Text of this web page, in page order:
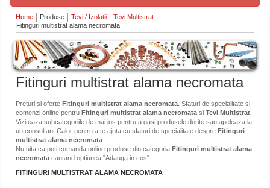
Home Produse Tevi / Izolatii
Tevi Multistrat
Fitinguri multistrat alama necromata
Fitinguri multistrat alama necromata
Preturi si oferte Fitinguri multistrat alama necromata . Sfaturi de specialitate si
comenzi online pentru Fitinguri multistrat alama necromata si Tevi Multistrat
Viziteaza subcategoriile de mai jos pentru a gasi produsele dorite sau apeleaza la
un consultant Calor pentru a te ajuta cu sfaturi de specialitate despre Fitinguri
multistrat alama necromata
Nu uita ca poti comanda online produse din categoria Fitinguri multistrat alama
necromata cautand optiunea "Adauga in cos"
FITINGURI MULTISTRAT ALAMA NECROMATA